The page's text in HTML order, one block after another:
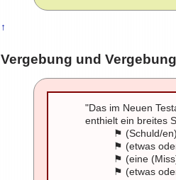
↑
Vergebung und
"Das im Neuen
enthielt ein breites
⚑ (Schuld/
⚑ (etwas
⚑ (eine
⚑ (etwas